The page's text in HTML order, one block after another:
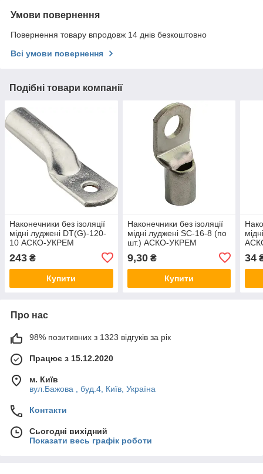
Умови повернення
Повернення товару впродовж 14 днів безкоштовно
Всі умови повернення
Подібні товари компанії
Наконечники без ізоляції
мідні луджені DT(G)-120-
10 АСКО-УКРЕМ
243 ₴
Купити
Наконечники без ізоляції
мідні луджені SC-16-8 (по
шт.) АСКО-УКРЕМ
9,30₴
Купити
34
Про нас
98% позитивних з 1323 відгуків за рік
Працює з 15.12.2020
м. Київ
вул.Бажова , буд.4, Київ, Україна
Контакти
Сьогодні вихідний
Показати весь графік роботи